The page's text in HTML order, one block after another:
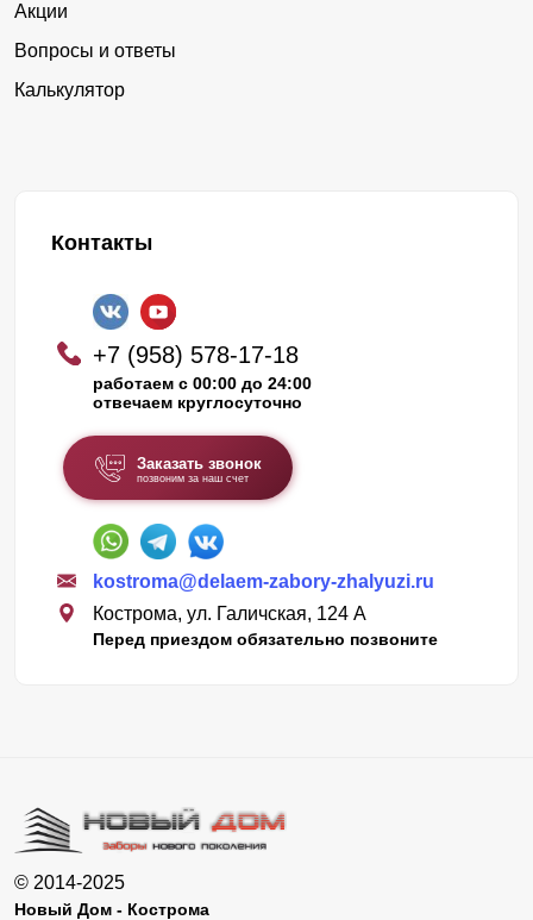
Акции
Вопросы и ответы
Калькулятор
Контакты
+7 (958) 578-17-18
работаем с 00:00 до 24:00
отвечаем круглосуточно
Заказать звонок
позвоним за наш счет
kostroma@delaem-zabory-zhalyuzi.ru
Кострома, ул. Галичская, 124 А
Перед приездом обязательно позвоните
© 2014-2025
Новый Дом - Кострома